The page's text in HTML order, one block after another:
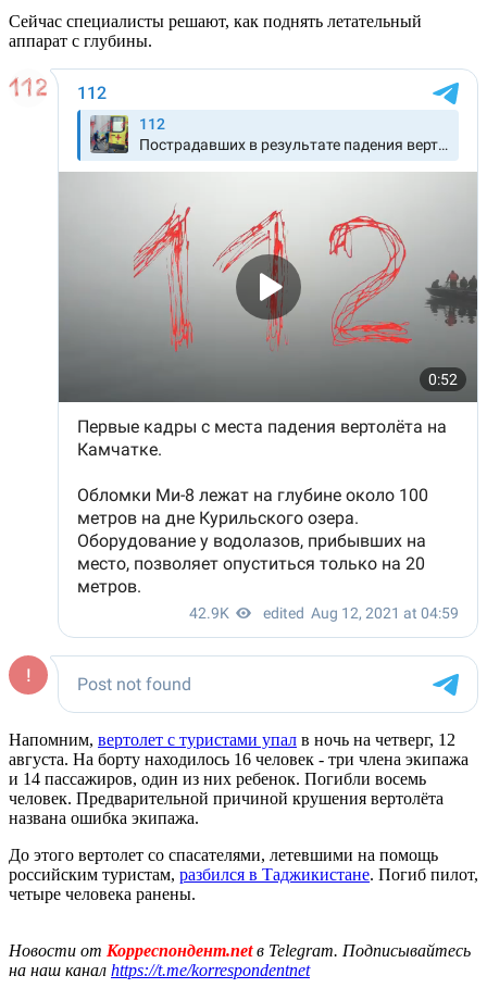
Сейчас специалисты решают, как поднять летательный
аппарат с глубины.
Напомним, вертолет с туристами упал в ночь на четверг, 12
августа. На борту находилось 16 человек - три члена экипажа
и 14 пассажиров, один из них ребенок. Погибли восемь
человек. Предварительной причиной крушения вертолёта
названа ошибка экипажа.
До этого вертолет со спасателями, летевшими на помощь
российским туристам, разбился в Таджикистане. Погиб пилот,
четыре человека ранены.
Новости от Корреспондент.netв Telegram. Подписывайтесь
на наш канал https://t.me/korrespondentnet